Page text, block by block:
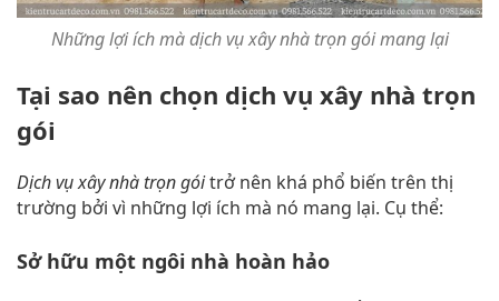
Những lợi ích mà dịch vụ xây nhà trọn gói mang lại
Tại sao nên chọn dịch vụ xây nhà trọn
gói
Dịch vụ xây nhà trọn góitrở nên khá phổ biến trên thị
trường bởi vì những lợi ích mà nó mang lại. Cụ thể:
Sở hữu một ngôi nhà hoàn hảo